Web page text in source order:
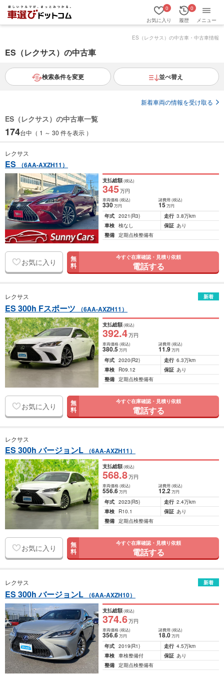
お気に入り
0
履歴
0
メニュー
ES（レクサス）の中古車・中古車情報
ES（レクサス）の中古車
検索条件を変更 並べ替え
新着車両の情報を受け取る
ES（レクサス）の中古車一覧
174台中（ 1 ～ 30 件を表示 ）
レクサス
ES （6AA-AXZH11）
支払総額(税込)
345万円
車両価格(税込)
330万円
諸費用 (税込)
15 万円
年式 2021(R3) 走行 3.8万km
車検 検なし 保証 あり
整備 定期点検整備有
お気に入り 無
料
今すぐ在庫確認・見積り依頼
電話する
レクサス 新着
ES 300h Fスポーツ （6AA-AXZH11）
支払総額(税込)
392.4万円
車両価格(税込)
380.5万円
諸費用 (税込)
11.9 万円
年式 2020(R2) 走行 6.3万km
車検
R09.12 保証 あり
整備 定期点検整備有
お気に入り 無
料
今すぐ在庫確認・見積り依頼
電話する
レクサス
ES 300h バージョンL （6AA-AXZH11）
支払総額(税込)
568.8万円
車両価格(税込)
556.6万円
諸費用 (税込)
12.2 万円
年式 2023(R5) 走行 2.4万km
車検
R10.1 保証 あり
整備 定期点検整備有
お気に入り 無
料
今すぐ在庫確認・見積り依頼
電話する
レクサス 新着
ES 300h バージョンL （6AA-AXZH10）
支払総額(税込)
374.6万円
車両価格(税込)
356.6万円
諸費用 (税込)
18.0 万円
年式 2019(R1) 走行 4.5万km
車検 車検整備付 保証 あり
整備 定期点検整備有